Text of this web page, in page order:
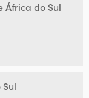
África do Sul